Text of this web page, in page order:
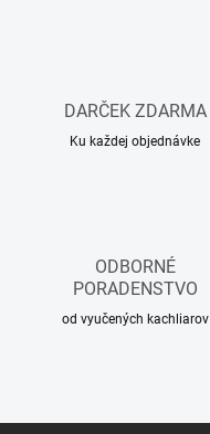
DARČEK ZDARMA
Ku každej objednávke
ODBORNÉ
PORADENSTVO
od vyučených kachliarov